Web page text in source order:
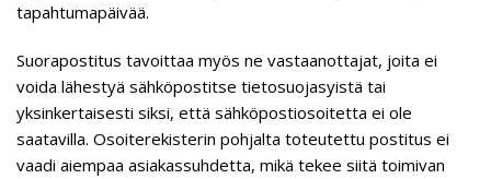
tapahtumapäivää.
Suorapostitus tavoittaa myös ne vastaanottajat, joita ei
voida lähestyä sähköpostitse tietosuojasyistä tai
yksinkertaisesti siksi, että sähköpostiosoitetta ei ole
saatavilla. Osoiterekisterin pohjalta toteutettu postitus ei
vaadi aiempaa asiakassuhdetta, mikä tekee siitä toimivan